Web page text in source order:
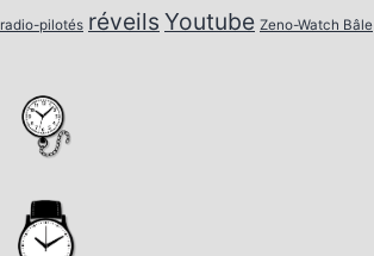
radio-pilotés réveils Youtube Zeno-Watch Bâle